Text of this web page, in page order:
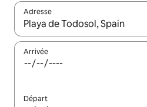
Adresse
Lorsque les résultats
Arrivée
Départ